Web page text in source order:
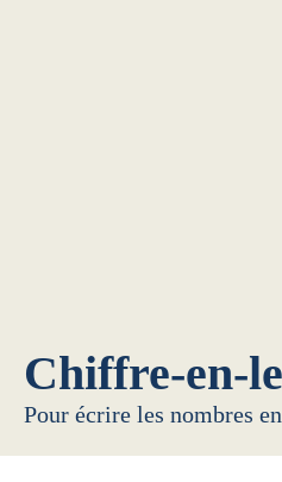
Chiffre-en-
Pour écrire les nombres